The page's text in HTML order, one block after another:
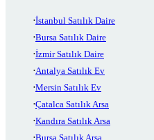
İstanbul Satılık Daire
Bursa Satılık Daire
İzmir Satılık Daire
Antalya Satılık Ev
Mersin Satılık Ev
Çatalca Satılık Arsa
Kandıra Satılık Arsa
Bursa Satılık Arsa